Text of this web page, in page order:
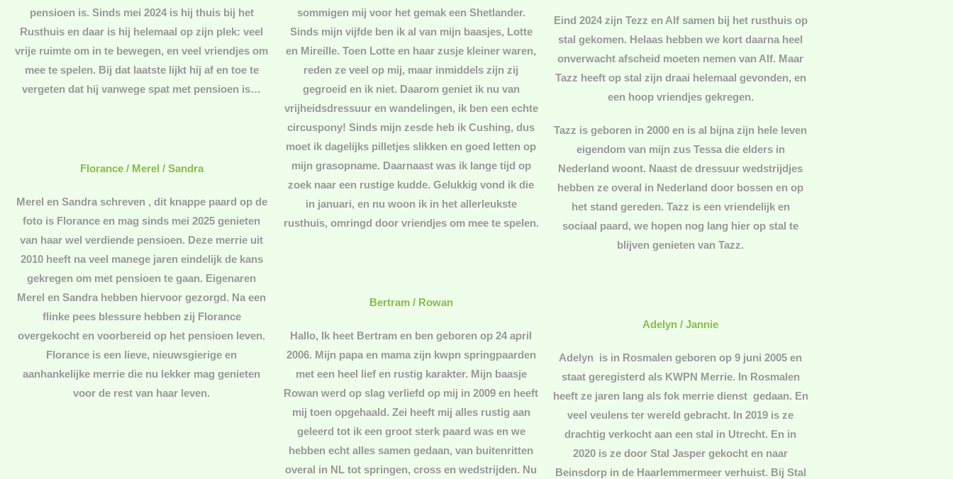
pensioen is. Sinds mei 2024 is hij thuis bij het
Rusthuis en daar is hij helemaal op zijn plek: veel
vrije ruimte om in te bewegen, en veel vriendjes om
mee te spelen. Bij dat laatste lijkt hij af en toe te
vergeten dat hij vanwege spat met pensioen is…
Florance / Merel / Sandra
Merel en Sandra schreven , dit knappe paard op de
foto is Florance en mag sinds mei 2025 genieten
van haar wel verdiende pensioen. Deze merrie uit
2010 heeft na veel manege jaren eindelijk de kans
gekregen om met pensioen te gaan. Eigenaren
Merel en Sandra hebben hiervoor gezorgd. Na een
flinke pees blessure hebben zij Florance
overgekocht en voorbereid op het pensioen leven.
Florance is een lieve, nieuwsgierige en
aanhankelijke merrie die nu lekker mag genieten
voor de rest van haar leven.
sommigen mij voor het gemak een Shetlander.
Sinds mijn vijfde ben ik al van mijn baasjes, Lotte
en Mireille. Toen Lotte en haar zusje kleiner waren,
reden ze veel op mij, maar inmiddels zijn zij
gegroeid en ik niet. Daarom geniet ik nu van
vrijheidsdressuur en wandelingen, ik ben een echte
circuspony! Sinds mijn zesde heb ik Cushing, dus
moet ik dagelijks pilletjes slikken en goed letten op
mijn grasopname. Daarnaast was ik lange tijd op
zoek naar een rustige kudde. Gelukkig vond ik die
in januari, en nu woon ik in het allerleukste
rusthuis, omringd door vriendjes om mee te spelen.
Bertram / Rowan
Hallo, Ik heet Bertram en ben geboren op 24 april
2006. Mijn papa en mama zijn kwpn springpaarden
met een heel lief en rustig karakter. Mijn baasje
Rowan werd op slag verliefd op mij in 2009 en heeft
mij toen opgehaald. Zei heeft mij alles rustig aan
geleerd tot ik een groot sterk paard was en we
hebben echt alles samen gedaan, van buitenritten
overal in NL tot springen, cross en wedstrijden. Nu
Eind 2024 zijn Tezz en Alf samen bij het rusthuis op
stal gekomen. Helaas hebben we kort daarna heel
onverwacht afscheid moeten nemen van Alf. Maar
Tazz heeft op stal zijn draai helemaal gevonden, en
een hoop vriendjes gekregen.
Tazz is geboren in 2000 en is al bijna zijn hele leven
eigendom van mijn zus Tessa die elders in
Nederland woont. Naast de dressuur wedstrijdjes
hebben ze overal in Nederland door bossen en op
het stand gereden. Tazz is een vriendelijk en
sociaal paard, we hopen nog lang hier op stal te
blijven genieten van Tazz.
Adelyn / Jannie
Adelyn is in Rosmalen geboren op 9 juni 2005 en
staat geregisterd als KWPN Merrie. In Rosmalen
heeft ze jaren lang als fok merrie dienst gedaan. En
veel veulens ter wereld gebracht. In 2019 is ze
drachtig verkocht aan een stal in Utrecht. En in
2020 is ze door Stal Jasper gekocht en naar
Beinsdorp in de Haarlemmermeer verhuist. Bij Stal